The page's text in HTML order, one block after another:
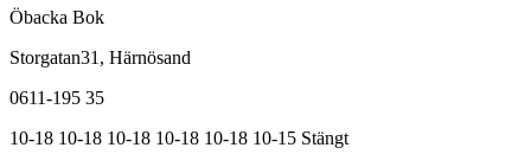
Öbacka Bok
Storgatan31, Härnösand
0611-195 35
10-18 10-18 10-18 10-18 10-18 10-15 Stängt